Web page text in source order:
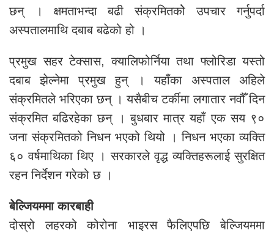
छन् । क्षमताभन्दा बढी संक्रमितकोे उपचार गर्नुपर्दा
अस्पतालमाथि दबाब बढेको हो ।
प्रमुख सहर टेक्सास, क्यालिफोर्निया तथा फ्लोरिडा यस्तो
दबाब झेल्नेमा प्रमुख हुन् । यहाँका अस्पताल अहिले
संक्रमितले भरिएका छन् । यसैबीच टर्कीमा लगातार नवौँ दिन
संक्रमित बढिरहेका छन् । बुधबार मात्र यहाँ एक सय ९०
जना संक्रमितको निधन भएको थियो । निधन भएका व्यक्ति
६० वर्षमाथिका थिए । सरकारले वृद्ध व्यक्तिहरूलाई सुरक्षित
रहन निर्देशन गरेको छ ।
बेल्जियममा कारबाही
दोस्रो लहरको कोरोना भाइरस फैलिएपछि बेल्जियममा